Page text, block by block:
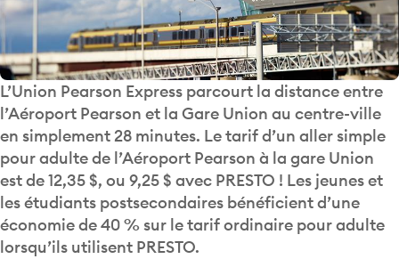
L’Union Pearson Express parcourt la distance entre
l’Aéroport Pearson et la Gare Union au centre-ville
en simplement 28 minutes. Le tarif d’un aller simple
pour adulte de l’Aéroport Pearson à la gare Union
est de 12,35 $, ou 9,25 $ avec PRESTO ! Les jeunes et
les étudiants postsecondaires bénéficient d’une
économie de 40 % sur le tarif ordinaire pour adulte
lorsqu’ils utilisent PRESTO.